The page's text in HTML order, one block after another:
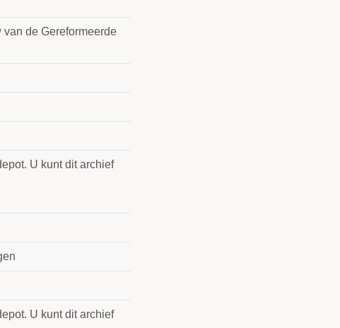
de Gereformeerde
U kunt dit archief
U kunt dit archief